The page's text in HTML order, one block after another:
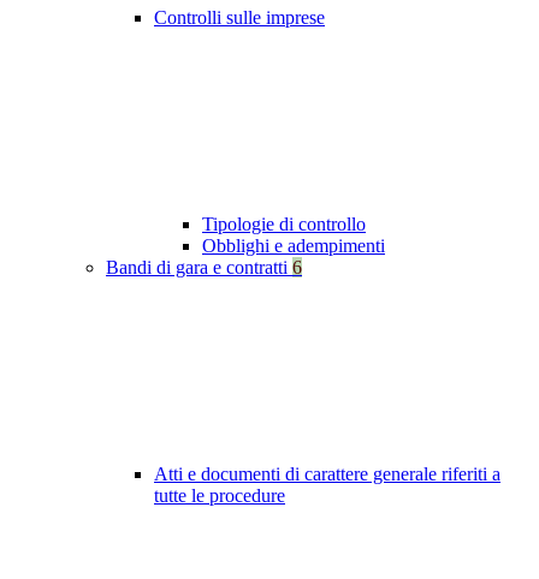
Controlli sulle imprese
Tipologie di controllo
Obblighi e adempimenti
Bandi di gara e contratti 6
Atti e documenti di carattere generale riferiti a
tutte le procedure